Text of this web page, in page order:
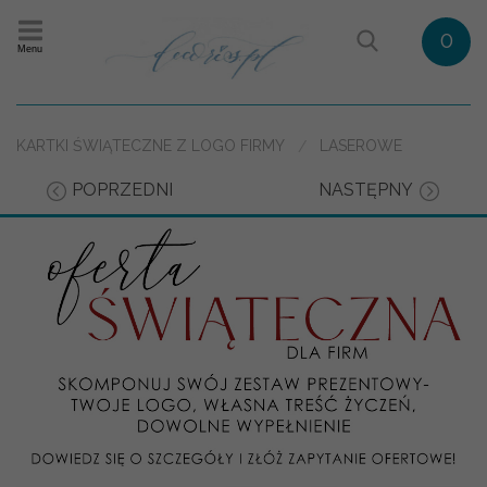
Menu 0
KARTKI ŚWIĄTECZNE Z LOGO FIRMY LASEROWE
POPRZEDNI NASTĘPNY